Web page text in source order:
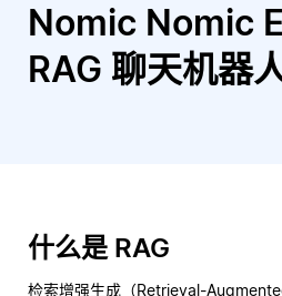
Nomic Nomic
RAG 聊天机器
什么是 RAG
检索增强生成（Retrieval-